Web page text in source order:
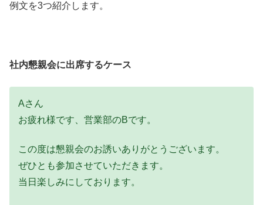
例文を3つ紹介します。
社内懇親会に出席するケース
Aさん
お疲れ様です、営業部のBです。
この度は懇親会のお誘いありがとうございます。
ぜひとも参加させていただきます。
当日楽しみにしております。